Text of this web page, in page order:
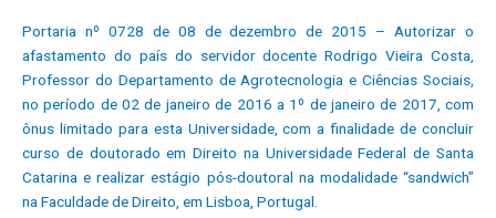
Portaria nº 0728 de 08 de dezembro de 2015 – Autorizar o
afastamento do país do servidor docente Rodrigo Vieira Costa,
Professor do Departamento de Agrotecnologia e Ciências Sociais,
no período de 02 de janeiro de 2016 a 1º de janeiro de 2017, com
ônus limitado para esta Universidade, com a finalidade de concluir
curso de doutorado em Direito na Universidade Federal de Santa
Catarina e realizar estágio pós-doutoral na modalidade “sandwich”
na Faculdade de Direito, em Lisboa, Portugal.